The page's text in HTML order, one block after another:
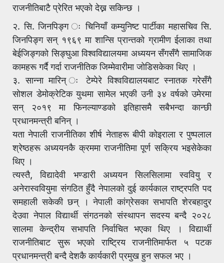
राजनीतिबाटै प्रेरित भएको देख्न सकिन्छ ।
२. सि. जिनपिङ्ग ः चिनियाँ कम्युनिष्ट पार्टीका महासचिव सि.
जिनपिङ्ग सन् १९६९ मा शान्सि प्रान्तको ग्रामीण ईलाका तथा
बेईजिङ्गको सिङ्घुआ विश्वविद्यालयमा अध्ययन सँगसँगै सामाजिक
कामहरू गर्दै गर्दा राजनीतिक जिम्मेवारीमा जोडिसकेका थिए ।
३. सान्ना मारिन् ः टेम्पेरे विश्वविद्यालयबाट स्नातक गरेसँगै
सोशल डेमोक्रेटिक युथमा सामेल भएकी उनी ३४ वर्षको उमेरमा
सन् २०१९ मा फिनल्याण्डको इतिहासमै सबैभन्दा कान्छी
प्रधानमन्त्री बनिन् ।
यता नेपाली राजनीतिका शीर्ष नेताहरू बीपी कोइराला र पुष्पलाल
श्रेष्ठहरू अध्ययनकै क्रममा राजनीतिमा पूर्ण सक्रिय भइसेकेका
थिए ।
त्यस्तै, विद्यादेवी भण्डारी अध्ययन सिलसिलामा स्ववियु र
अनेरास्ववियुमा संगठित हुँदै नेपालको दुई कार्यकाल राष्ट्रपति पद
समहाली सकेकी छन् । नेपाली कांग्रेसका सभापति शेरबहादुर
देउवा नेपाल विद्यार्थी संगठनको संस्थापन सदस्य बन्दै २०२८
सालमा केन्द्रीय सभापति निर्वाचित भएका थिए । विद्यार्थी
राजनीतिबाट सुरू भएको राष्ट्रिय राजनीतिमार्फत ५ पटक
प्रधानमन्त्री बन्दै देशकै कार्यकारी प्रमुख हुन सफल भए ।